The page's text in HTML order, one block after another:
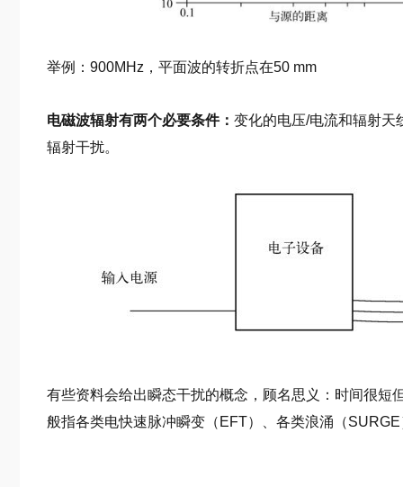
举例：900MHz，平面波的转折点在50 mm
电磁波辐射有两个必要条件：变化的电压/电流和辐射天
辐射干扰。
有些资料会给出瞬态干扰的概念，顾名思义：时间很短
般指各类电快速脉冲瞬变（EFT）、各类浪涌（